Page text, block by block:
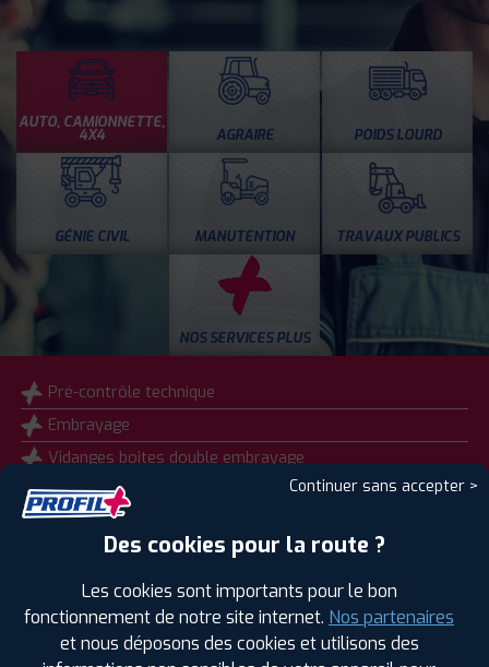
AUTO, CAMIONNETTE,
4X4 AGRAIRE POIDS LOURD
GÉNIE CIVIL MANUTENTION TRAVAUX PUBLICS
NOS SERVICES PLUS
Pré-contrôle technique
Embrayage
Vidanges boites double embrayage
Échappement
Freinage
Amortisseurs
Vente et montage pneus Camping car
Diagnostic électronique du véhicule
Géométrie
Continuer sans accepter >
Des cookies pour la route ?
Les cookies sont importants pour le bon
fonctionnement de notre site internet. Nos partenaires
et nous déposons des cookies et utilisons des